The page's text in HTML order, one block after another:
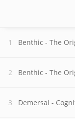
Benthic - The
Benthic - The
Demersal -